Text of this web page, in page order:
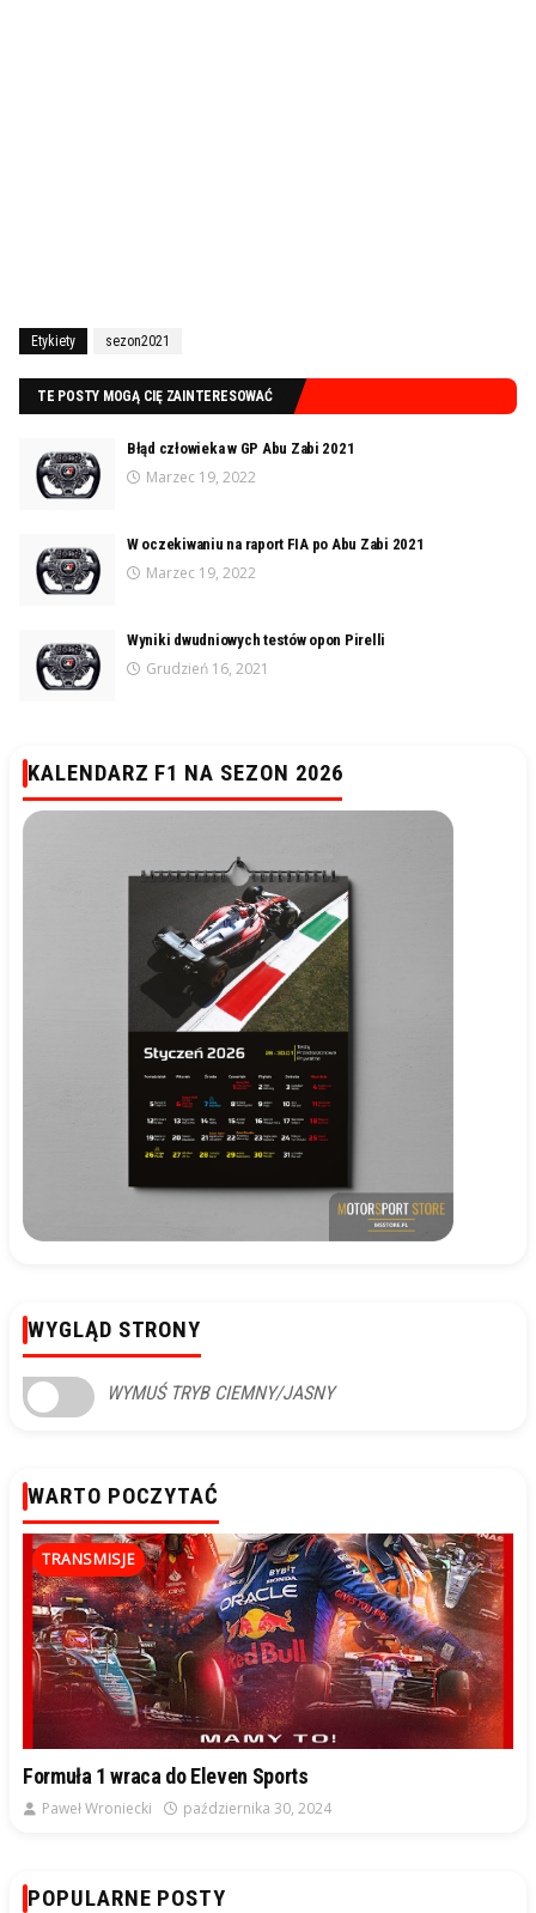
Etykiety sezon2021
TE POSTY MOGĄ CIĘ ZAINTERESOWAĆ
Błąd człowieka w GP Abu Zabi 2021
Marzec 19, 2022
W oczekiwaniu na raport FIA po Abu Zabi 2021
Marzec 19, 2022
Wyniki dwudniowych testów opon Pirelli
Grudzień 16, 2021
KALENDARZ F1 NA SEZON 2026
WYGLĄD STRONY
WYMUŚ TRYB CIEMNY/JASNY
WARTO POCZYTAĆ
TRANSMISJE
Formuła 1 wraca do Eleven Sports
Paweł Wroniecki października 30, 2024
POPULARNE POSTY